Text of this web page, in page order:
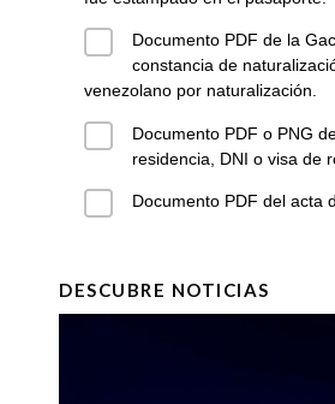
Documento PDF de la
constancia de
venezolano por naturalización.
Documento PDF o PNG
residencia, DNI o visa de
Documento PDF del acta
DESCUBRE NOTICIAS